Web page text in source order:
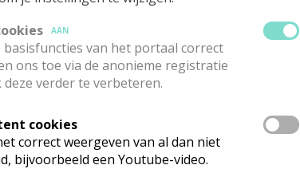
AAN
basisfuncties van het portaal correct
ons toe via de anonieme registratie
verder te verbeteren.
cookies
correct weergeven van al dan niet
bijvoorbeeld een Youtube-video.